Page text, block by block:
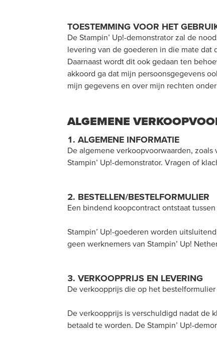
TOESTEMMING VOOR HET
De Stampin’ Up!-demonstrator zal de
levering van de goederen in die mate dat
Daarnaast wordt dit ook gedaan ten
akkoord ga dat mijn persoonsgegevens
mijn gegevens en over mijn rechten
ALGEMENE
1. ALGEMENE INFORMATIE
De algemene verkoopvoorwaarden,
Stampin’ Up!-demonstrator. Vragen of
2. BESTELLEN/BESTELFORMULIER
Een bindend koopcontract ontstaat
Stampin’ Up!-goederen worden
geen werknemers van Stampin’ Up!
3. VERKOOPPRIJS EN LEVERING
De verkoopprijs die op het
De verkoopprijs is verschuldigd nadat de
betaald te worden. De Stampin’ Up!-